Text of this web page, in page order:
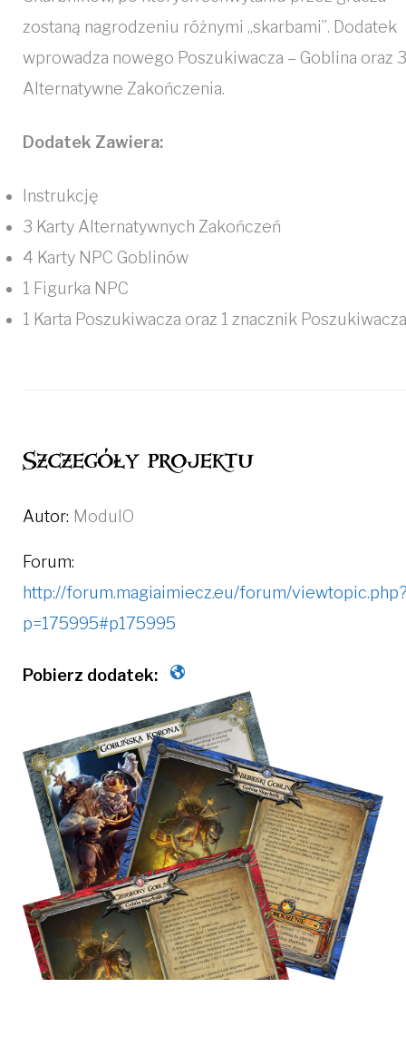
zostaną nagrodzeniu różnymi „skarbami”. Dodatek
wprowadza nowego Poszukiwacza – Goblina oraz 3
Alternatywne Zakończenia.
Dodatek Zawiera:
Instrukcję
3 Karty Alternatywnych Zakończeń
4 Karty NPC Goblinów
1 Figurka NPC
1 Karta Poszukiwacza oraz 1 znacznik Poszukiwacza
Szczegóły projektu
Autor: ModulO
Forum:
http://forum.magiaimiecz.eu/forum/
p=175995#p175995